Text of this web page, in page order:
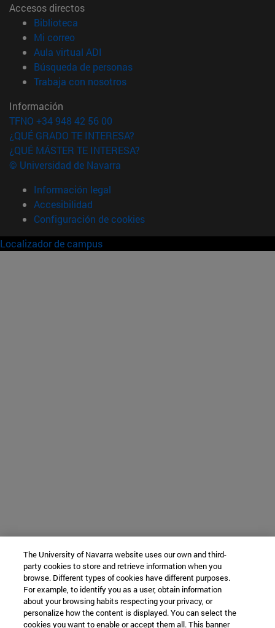
Accesos directos
Biblioteca
Mi correo(abre en nueva ventana)
Aula virtual ADI
Búsqueda de personas(abre en nueva ventana)
Trabaja con nosotros(abre en nueva ventana)
Información
TFNO +34 948 42 56 00
¿QUÉ GRADO TE INTERESA?
¿QUÉ MÁSTER TE INTERESA?
© Universidad de Navarra
Información legal
Accesibilidad
Configuración de cookies
Localizador de campus
The University of Navarra website uses our own and third-
party cookies to store and retrieve information when you
browse. Different types of cookies have different purposes.
For example, to identify you as a user, obtain information
about your browsing habits respecting your privacy, or
personalize how the content is displayed. You can select the
cookies you want to enable or accept them all. This banner